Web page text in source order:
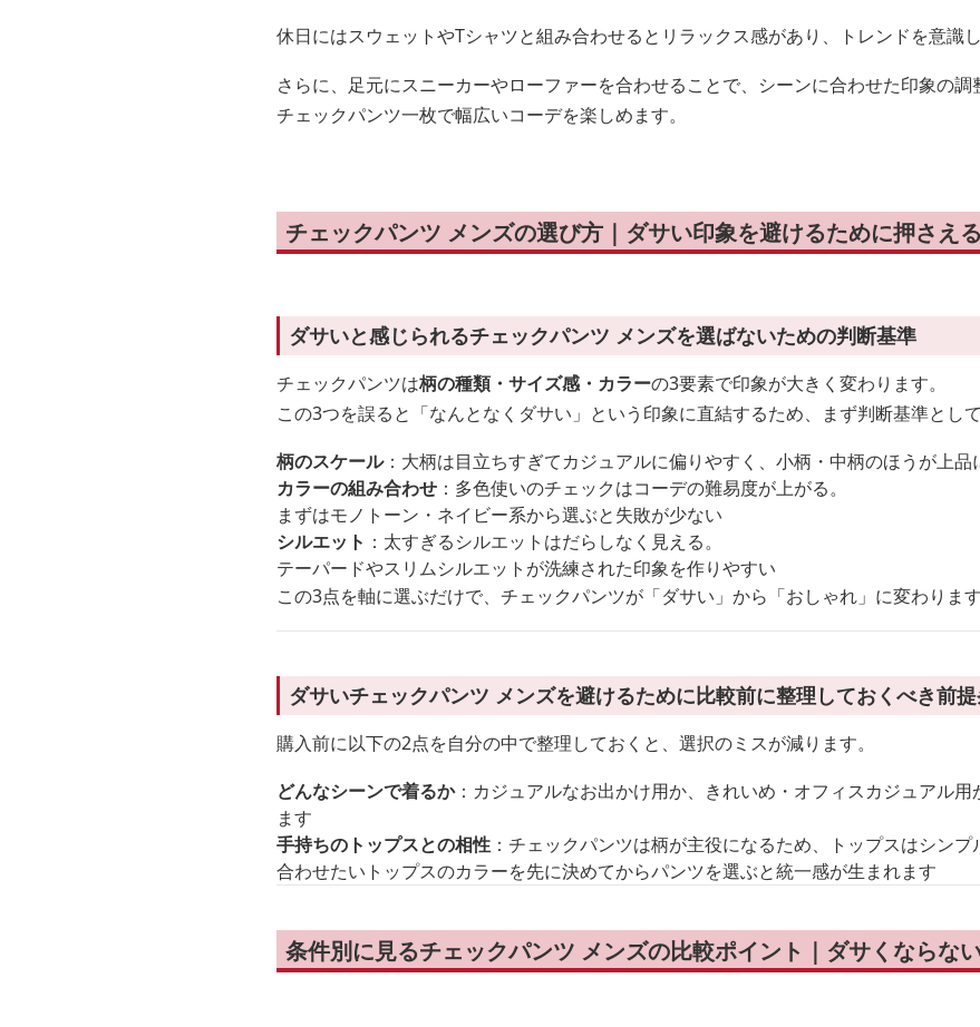
休日にはスウェットやTシャツと組み合わせるとリラックス感があり、トレンドを意識
さらに、足元にスニーカーやローファーを合わせることで、シーンに合わせた印象の調
チェックパンツ一枚で幅広いコーデを楽しめます。
チェックパンツ メンズの選び方｜ダサい印象を避けるために押さえ
ダサいと感じられるチェックパンツ メンズを選ばないための判断基準
チェックパンツは柄の種類・サイズ感・カラーの3要素で印象が大きく変わります。
この3つを誤ると「なんとなくダサい」という印象に直結するため、まず判断基準とし
柄のスケール：大柄は目立ちすぎてカジュアルに偏りやすく、小柄・中柄のほうが上品
カラーの組み合わせ ：多色使いのチェックはコーデの難易度が上がる。
まずはモノトーン・ネイビー系から選ぶと失敗が少ない
シルエット ：太すぎるシルエットはだらしなく見える。
テーパードやスリムシルエットが洗練された印象を作りやすい
この3点を軸に選ぶだけで、チェックパンツが「ダサい」から「おしゃれ」に変わります
ダサいチェックパンツ メンズを避けるために比較前に整理しておくべき前
購入前に以下の2点を自分の中で整理しておくと、選択のミスが減ります。
どんなシーンで着るか：カジュアルなお出かけ用か、きれいめ・オフィスカジュアル用
ます
手持ちのトップスとの相性 ：チェックパンツは柄が主役になるため、トップスはシンプ
合わせたいトップスのカラーを先に決めてからパンツを選ぶと統一感が生まれます
条件別に見るチェックパンツ メンズの比較ポイント｜ダサくならな